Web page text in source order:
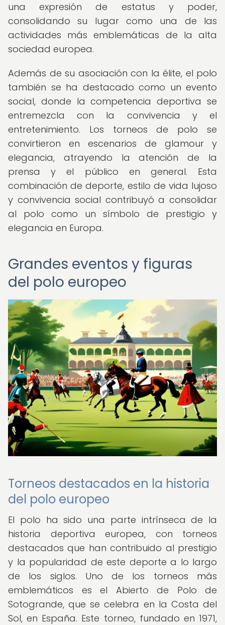
una expresión de estatus y poder,
consolidando su lugar como una de las
actividades más emblemáticas de la alta
sociedad europea.
Además de su asociación con la élite, el polo
también se ha destacado como un evento
social, donde la competencia deportiva se
entremezcla con la convivencia y el
entretenimiento. Los torneos de polo se
convirtieron en escenarios de glamour y
elegancia, atrayendo la atención de la
prensa y el público en general. Esta
combinación de deporte, estilo de vida lujoso
y convivencia social contribuyó a consolidar
al polo como un símbolo de prestigio y
elegancia en Europa.
Grandes eventos y figuras
del polo europeo
Torneos destacados en la historia
del polo europeo
El polo ha sido una parte intrínseca de la
historia deportiva europea, con torneos
destacados que han contribuido al prestigio
y la popularidad de este deporte a lo largo
de los siglos. Uno de los torneos más
emblemáticos es el Abierto de Polo de
Sotogrande, que se celebra en la Costa del
Sol, en España. Este torneo, fundado en 1971,